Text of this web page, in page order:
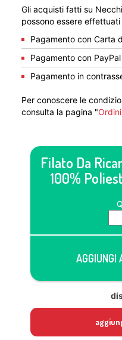
Gli acquisti fatti su
possono essere
Pagamento con Carta
Pagamento con PayPal
Pagamento in
Per conoscere le
consulta la pagina "
Filato Da
100%
AGGIUNGI